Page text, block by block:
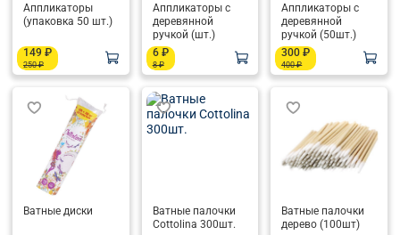
Аппликаторы
(упаковка 50 шт.)
149 ₽
250 ₽
Аппликаторы с
деревянной
ручкой (шт.)
6 ₽
8 ₽
Аппликаторы с
деревянной
ручкой (50шт.)
300 ₽
400 ₽
Ватные диски
Ватные палочки
Cottolina 300шт.
Ватные палочки
дерево (100шт)